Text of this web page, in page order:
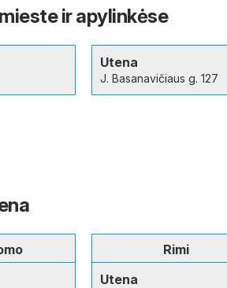
ir apylinkėse
Utena
J. Basanavičiaus g. 127
Rimi
Utena